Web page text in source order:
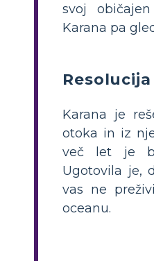
svoj
Karana pa
Resolucija
Karana je
otoka in iz
več let je
Ugotovila je,
vas ne
oceanu.